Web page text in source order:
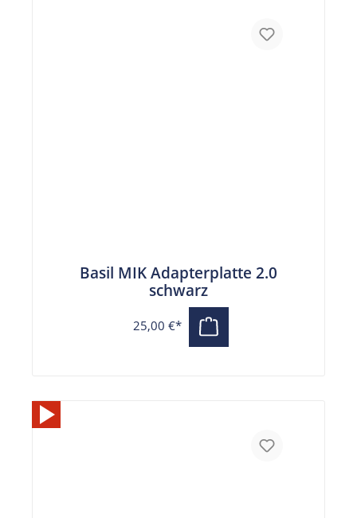
Basil MIK Adapterplatte 2.0
schwarz
25,00 €*